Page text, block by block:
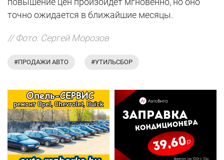
точно ожидается в ближайшие месяцы.
// Фото: Сергей Морозов
#ПРОДАЖИ АВТО #УТИЛЬСБОР